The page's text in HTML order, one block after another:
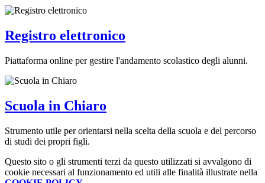
Registro elettronico
Piattaforma online per gestire l'andamento scolastico degli alunni.
Scuola in Chiaro
Strumento utile per orientarsi nella scelta della scuola e del percorso
di studi dei propri figli.
Questo sito o gli strumenti terzi da questo utilizzati si avvalgono di
cookie necessari al funzionamento ed utili alle finalità illustrate nella